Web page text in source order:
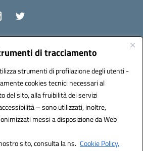
di tracciamento
strumenti di profilazione degli utenti -
cookies tecnici necessari al
del sito, alla fruibilità dei servizi
– sono utilizzati, inoltre,
messi a disposizione da Web
sito, consulta la ns. Cookie Policy.
Falcone n.20 - 91025 Marsala
(PEC):tppm03000q@pec.istruzione.it
by 3D Solution S.r.l.